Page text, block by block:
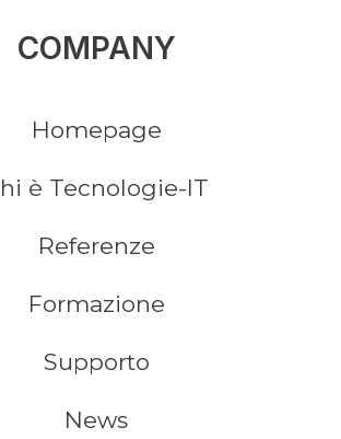
COMPANY
Homepage
è Tecnologie-IT
Referenze
Formazione
Supporto
News